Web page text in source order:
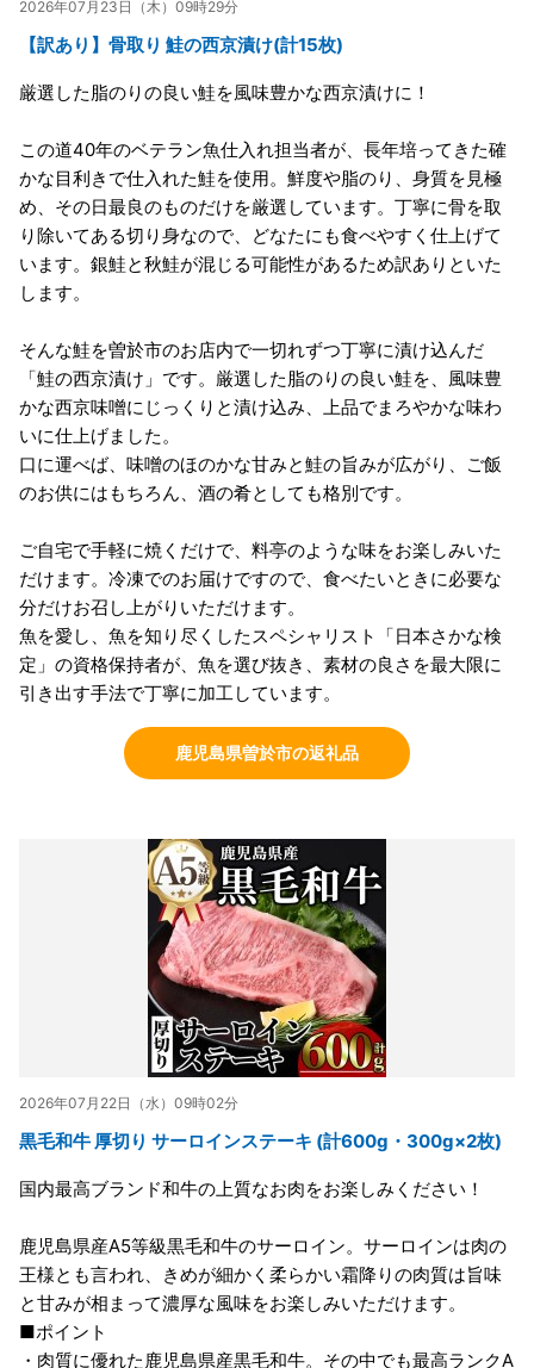
2026年07月23日（木）09時29分
【訳あり】骨取り 鮭の西京漬け(計15枚)
厳選した脂のりの良い鮭を風味豊かな西京漬けに！
この道40年のベテラン魚仕入れ担当者が、長年培ってきた確
かな目利きで仕入れた鮭を使用。鮮度や脂のり、身質を見極
め、その日最良のものだけを厳選しています。丁寧に骨を取
り除いてある切り身なので、どなたにも食べやすく仕上げて
います。銀鮭と秋鮭が混じる可能性があるため訳ありといた
します。
そんな鮭を曽於市のお店内で一切れずつ丁寧に漬け込んだ
「鮭の西京漬け」です。厳選した脂のりの良い鮭を、風味豊
かな西京味噌にじっくりと漬け込み、上品でまろやかな味わ
いに仕上げました。
口に運べば、味噌のほのかな甘みと鮭の旨みが広がり、ご飯
のお供にはもちろん、酒の肴としても格別です。
ご自宅で手軽に焼くだけで、料亭のような味をお楽しみいた
だけます。冷凍でのお届けですので、食べたいときに必要な
分だけお召し上がりいただけます。
魚を愛し、魚を知り尽くしたスペシャリスト「日本さかな検
定」の資格保持者が、魚を選び抜き、素材の良さを最大限に
引き出す手法で丁寧に加工しています。
鹿児島県曽於市の返礼品
2026年07月22日（水）09時02分
黒毛和牛 厚切り サーロインステーキ (計600g・300g×2枚)
国内最高ブランド和牛の上質なお肉をお楽しみください！
鹿児島県産A5等級黒毛和牛のサーロイン。サーロインは肉の
王様とも言われ、きめが細かく柔らかい霜降りの肉質は旨味
と甘みが相まって濃厚な風味をお楽しみいただけます。
■ポイント
・肉質に優れた鹿児島県産黒毛和牛。その中でも最高ランクA